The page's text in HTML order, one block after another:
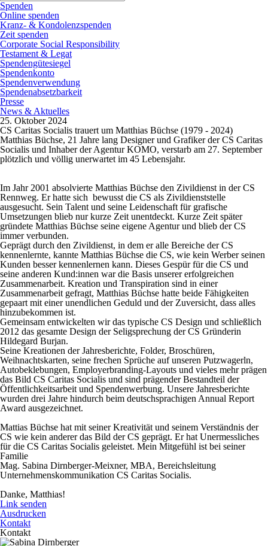
Spenden
Online spenden
Kranz- & Kondolenzspenden
Zeit spenden
Corporate Social Responsibility
Testament & Legat
Spendengütesiegel
Spendenkonto
Spendenverwendung
Spendenabsetzbarkeit
Presse
News & Aktuelles
25. Oktober 2024
CS Caritas Socialis trauert um Matthias Büchse (1979 - 2024)
Matthias Büchse, 21 Jahre lang Designer und Grafiker der CS Caritas
Socialis und Inhaber der Agentur KOMO, verstarb am 27. September
plötzlich und völlig unerwartet im 45 Lebensjahr.
Im Jahr 2001 absolvierte Matthias Büchse den Zivildienst in der CS
Rennweg. Er hatte sich bewusst die CS als Zivildienststelle
ausgesucht. Sein Talent und seine Leidenschaft für grafische
Umsetzungen blieb nur kurze Zeit unentdeckt. Kurze Zeit später
gründete Matthias Büchse seine eigene Agentur und blieb der CS
immer verbunden.
Geprägt durch den Zivildienst, in dem er alle Bereiche der CS
kennenlernte, kannte Matthias Büchse die CS, wie kein Werber seinen
Kunden besser kennenlernen kann. Dieses Gespür für die CS und
seine anderen Kund:innen war die Basis unserer erfolgreichen
Zusammenarbeit. Kreation und Transpiration sind in einer
Zusammenarbeit gefragt, Matthias Büchse hatte beide Fähigkeiten
gepaart mit einer unendlichen Geduld und der Zuversicht, dass alles
hinzubekommen ist.
Gemeinsam entwickelten wir das typische CS Design und schließlich
2012 das gesamte Design der Seligsprechung der CS Gründerin
Hildegard Burjan.
Seine Kreationen der Jahresberichte, Folder, Broschüren,
Weihnachtskarten, seine frechen Sprüche auf unseren Putzwagerln,
Autobeklebungen, Employerbranding-Layouts und vieles mehr prägen
das Bild CS Caritas Socialis und sind prägender Bestandteil der
Öffentlichkeitsarbeit und Spendenwerbung. Unsere Jahresberichte
wurden drei Jahre hindurch beim deutschsprachigen Annual Report
Award ausgezeichnet.
Mattias Büchse hat mit seiner Kreativität und seinem Verständnis der
CS wie kein anderer das Bild der CS geprägt. Er hat Unermessliches
für die CS Caritas Socialis geleistet. Mein Mitgefühl ist bei seiner
Familie
Mag. Sabina Dirnberger-Meixner, MBA, Bereichsleitung
Unternehmenskommunikation CS Caritas Socialis.
Danke, Matthias!
Link senden
Ausdrucken
Kontakt
Kontakt